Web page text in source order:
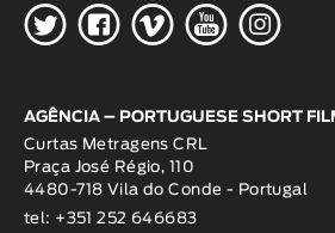
HGWOK
AGÊNCIA – PORTUGUESE SHORT
Curtas Metragens CRL
Praça José Régio, 110
4480-718 Vila do Conde - Portugal
tel: +351 252 646683